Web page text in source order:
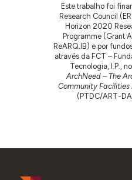
Este trabalho foi
Research Council
Horizon 2020
Programme (Grant
ReARQ.IB) e por
através da FCT –
Tecnologia, I.P.,
ArchNeed – The
Community Facilities
(PTDC/ART-